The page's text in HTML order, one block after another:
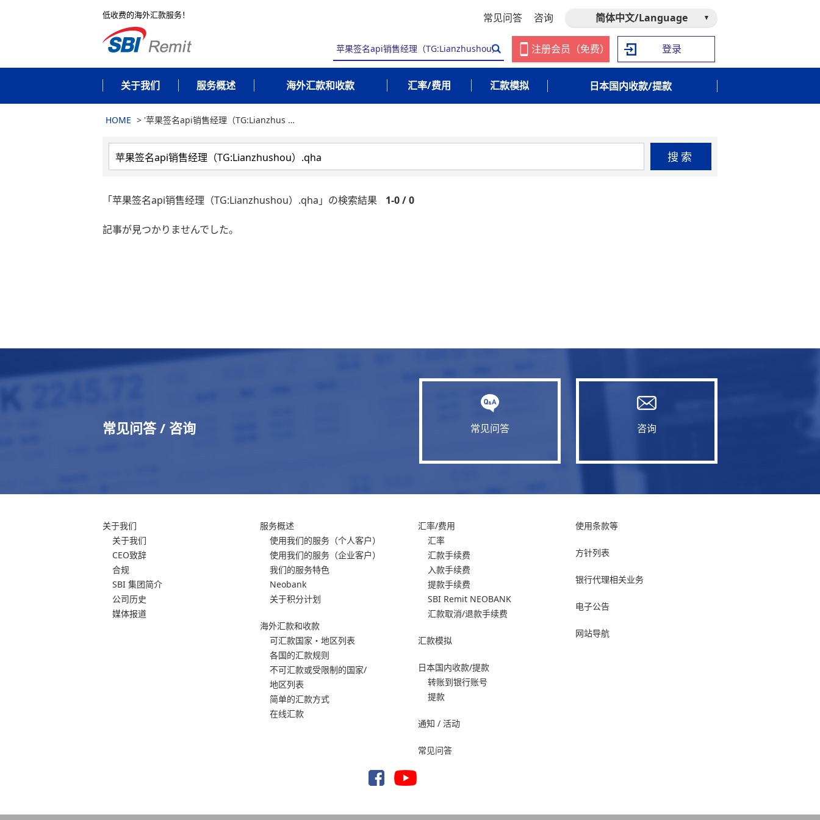
低收费的海外汇款服务！ 常见问答 咨询 简体中文/Language
注册会员（免费） 登录
关于我们 服务概述 海外汇款和收款 汇率/费用 汇款模拟 日本国内收款/提款
HOME > '苹果签名api销售经理（TG:Lianzhus …
搜索
「苹果签名api销售经理（TG:Lianzhushou）.qha」の検索結果 1-0 / 0
記事が見つかりませんでした。
常见问答 / 咨询 常见问答 咨询
关于我们
关于我们
CEO致辞
合规
SBI 集团简介
公司历史
媒体报道
服务概述
使用我们的服务 （个人客户）
使用我们的服务 （企业客户）
我们的服务特色
Neobank
关于积分计划
海外汇款和收款
可汇款国家・地区列表
各国的汇款规则
不可汇款或受限制的国家/
地区列表
简单的汇款方式
在线汇款
汇率/费用
汇率
汇款手续费
入款手续费
提款手续费
SBI Remit NEOBANK
汇款取消/退款手续费
汇款模拟
日本国内收款/提款
转账到银行账号
提款
通知 / 活动
常见问答
使用条款等
方针列表
银行代理相关业务
电子公告
网站导航